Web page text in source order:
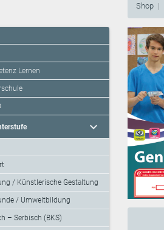
Shop
Lernen
expand_more
/ Künstlerische Gestaltung
/ Umweltbildung
– Serbisch (BKS)